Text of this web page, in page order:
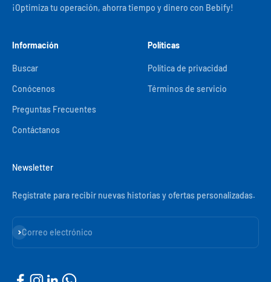
¡Optimiza tu operación, ahorra tiempo y dinero con Bebify!
Información
Buscar
Conócenos
Preguntas Frecuentes
Contáctanos
Políticas
Política de privacidad
Términos de servicio
Newsletter
Regístrate para recibir nuevas historias y ofertas personalizadas.
Correo electrónico
Suscribirse